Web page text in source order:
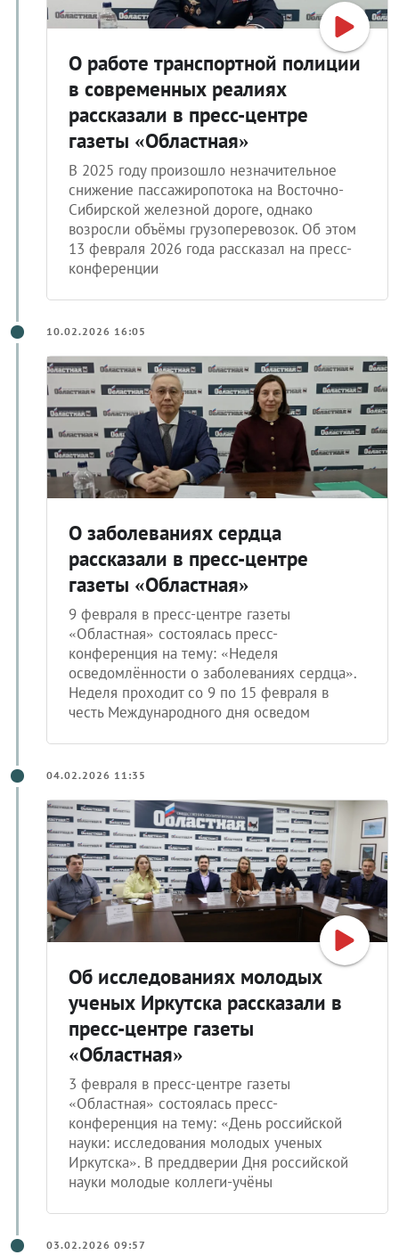
О работе транспортной полиции
в современных реалиях
рассказали в пресс-центре
газеты «Областная»
В 2025 году произошло незначительное
снижение пассажиропотока на Восточно-
Сибирской железной дороге, однако
возросли объёмы грузоперевозок. Об этом
13 февраля 2026 года рассказал на пресс-
конференции
10.02.2026 16:05
О заболеваниях сердца
рассказали в пресс-центре
газеты «Областная»
9 февраля в пресс-центре газеты
«Областная» состоялась пресс-
конференция на тему: «Неделя
осведомлённости о заболеваниях сердца».
Неделя проходит со 9 по 15 февраля в
честь Международного дня осведом
04.02.2026 11:35
Об исследованиях молодых
ученых Иркутска рассказали в
пресс-центре газеты
«Областная»
3 февраля в пресс-центре газеты
«Областная» состоялась пресс-
конференция на тему: «День российской
науки: исследования молодых ученых
Иркутска». В преддверии Дня российской
науки молодые коллеги-учёны
03.02.2026 09:57